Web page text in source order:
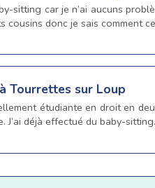
sitting car je n’ai aucuns
cousins donc je sais comment
Tourrettes sur Loup
étudiante en droit en
J’ai déjà effectué du baby-